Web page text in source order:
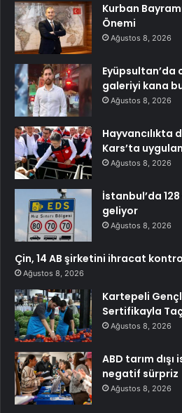
Kurban
Önemi
Ağustos 8, 2026
Eyüpsultan’da
galeriyi kana
Ağustos 8, 2026
Hayvancılıkta
Kars’ta
Ağustos 8, 2026
İstanbul’da
geliyor
Ağustos 8, 2026
Çin, 14 AB şirketini ihracat
Ağustos 8, 2026
Kartepeli
Sertifikayla
Ağustos 8, 2026
ABD tarım
negatif sürpriz
Ağustos 8, 2026